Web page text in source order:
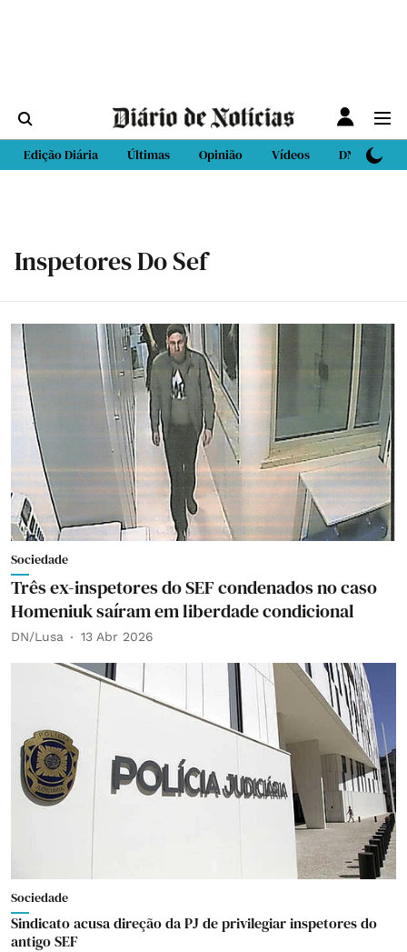
Edição Diária Últimas Opinião Vídeos DN Sport
Inspetores Do Sef
Sociedade
Três ex-inspetores do SEF condenados no caso
Homeniuk saíram em liberdade condicional
DN/Lusa 13 Abr 2026
Sociedade
Sindicato acusa direção da PJ de privilegiar inspetores do
antigo SEF